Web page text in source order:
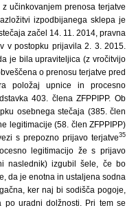
učinkovanjem prenosa terjatve
izpodbijanega sklepa je
začel 14. 11. 2014, pravna
v postopku prijavila 2. 3. 2015.
je bila upraviteljica (z vročitvijo
o prenosu terjatve pred
položaj upnice in procesno
403. člena ZFPPIPP. Ob
osebnega stečaja (385. člen
legitimacije (58. člen ZFPPIPP)
s prepozno prijavo terjatve35
legitimacijo že s prijavo
naslednik) izgubil šele, če bo
da je enotna in ustaljena sodna
ker naj bi sodišča pogoje,
po uradni dolžnosti. Pri tem se